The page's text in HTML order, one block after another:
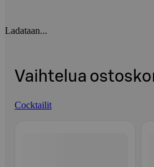
Ladataan...
Vaihtelua
Cocktailit